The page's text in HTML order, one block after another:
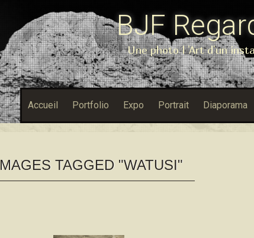
BJF
Une photo l 'Art d'un
Accueil Portfolio Expo Portrait Diaporama
MAGES TAGGED "WATUSI"